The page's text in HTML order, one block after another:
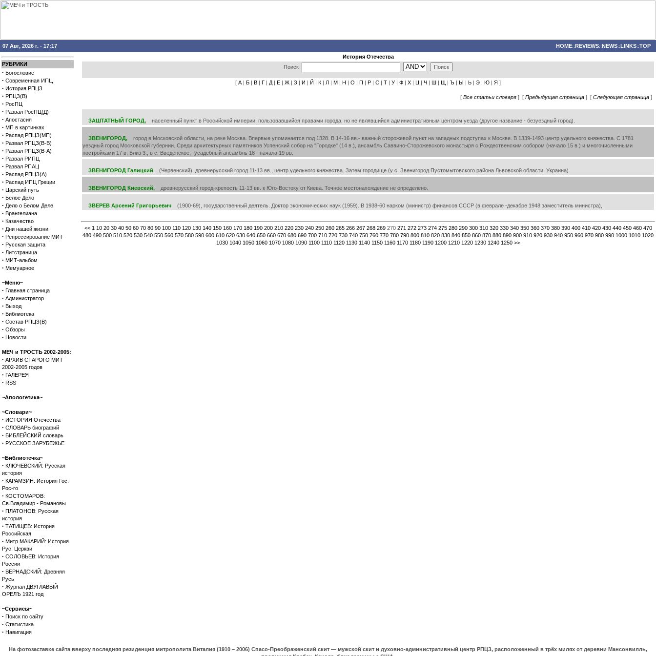
07 Авг, 2026 г. - 17:17 HOME::REVIEWS::NEWS::LINKS::TOP
РУБРИКИ
· Богословие
· Современная ИПЦ
· История РПЦЗ
· РПЦЗ(В)
· РосПЦ
· Развал РосПЦ(Д)
· Апостасия
· МП в картинках
· Распад РПЦЗ(МП)
· Развал РПЦЗ(В-В)
· Развал РПЦЗ(В-А)
· Развал РИПЦ
· Развал РПАЦ
· Распад РПЦЗ(А)
· Распад ИПЦ Греции
· Царский путь
· Белое Дело
· Дело о Белом Деле
· Врангелиана
· Казачество
· Дни нашей жизни
· Репрессирование МИТ
· Русская защита
· Литстраница
· МИТ-альбом
· Мемуарное
~Меню~
· Главная страница
· Администратор
· Выход
· Библиотека
· Состав РПЦЗ(В)
· Обзоры
· Новости
МЕЧ и ТРОСТЬ 2002-2005:
· АРХИВ СТАРОГО МИТ
2002-2005 годов
· ГАЛЕРЕЯ
· RSS
~Апологетика~
~Словари~
· ИСТОРИЯ Отечества
· СЛОВАРЬ биографий
· БИБЛЕЙСКИЙ словарь
· РУССКОЕ ЗАРУБЕЖЬЕ
~Библиотечка~
· КЛЮЧЕВСКИЙ: Русская
история
· КАРАМЗИН: История Гос.
Рос-го
· КОСТОМАРОВ:
Св.Владимир - Романовы
· ПЛАТОНОВ: Русская
история
· ТАТИЩЕВ: История
Российская
· Митр.МАКАРИЙ: История
Рус. Церкви
· СОЛОВЬЕВ: История
России
· ВЕРНАДСКИЙ: Древняя
Русь
· Журнал ДВУГЛАВЫЙ
ОРЕЛЪ 1921 год
~Сервисы~
· Поиск по сайту
· Статистика
· Навигация
История Отечества
Поиск
[ А | Б | В | Г | Д | Е | Ж | З | И | Й | К | Л | М | Н | О | П | Р | С | Т | У | Ф | Х | Ц | Ч | Ш | Щ | Ъ | Ы | Ь | Э | Ю | Я ]
[ Все статьи словаря ] [ Предыдущая страница ] [ Следующая страница ]
ЗАШТАТНЫЙ ГОРОД, населенный пункт в Российской империи, пользовавшийся правами города, но не являвшийся административным центром уезда (другое название - безуездный город).
ЗВЕНИГОРОД, город в Московской области, на реке Москва. Впервые упоминается под 1328. В 14-16 вв.- важный сторожевой пункт на западных подступах к Москве. В 1339-1493 центр удельного княжества. С 1781
уездный город Московской губернии. Среди архитектурных памятников Успенский собор на "Городке" (14 в.), ансамбль Саввино-Сторожевского монастыря с Рождественским собором (начало 15 в.) и многочисленными
постройками 17 в. Близ 3., в с. Введенское,- усадебный ансамбль 18 - начала 19 вв.
ЗВЕНИГОРОД Галицкий (Червенский), древнерусский город 11-13 вв., центр удельного княжества. Затем городище (у с. Звенигород Пустомытовского района Львовской области, Украина).
ЗВЕНИГОРОД Киевский, древнерусский город-крепость 11-13 вв. к Юго-Востоку от Киева. Точное местонахождение не определено.
ЗВЕРЕВ Арсений Григорьевич (1900-69), государственный деятель. Доктор экономических наук (1959). В 1938-60 нарком (министр) финансов СССР (в феврале -декабре 1948 заместитель министра),
<< 1 10 20 30 40 50 60 70 80 90 100 110 120 130 140 150 160 170 180 190 200 210 220 230 240 250 260 265 266 267 268 269270 271 272 273 274 275 280 290 300 310 320 330 340 350 360 370 380 390 400 410 420 430 440 450 460 470
480 490 500 510 520 530 540 550 560 570 580 590 600 610 620 630 640 650 660 670 680 690 700 710 720 730 740 750 760 770 780 790 800 810 820 830 840 850 860 870 880 890 900 910 920 930 940 950 960 970 980 990 1000 1010 1020
1030 1040 1050 1060 1070 1080 1090 1100 1110 1120 1130 1140 1150 1160 1170 1180 1190 1200 1210 1220 1230 1240 1250 >>
На фотозаставке сайта вверху последняя резиденция митрополита Виталия (1910 – 2006) Спасо-Преображенский скит — мужской скит и духовно-административный центр РПЦЗ, расположенный в трёх милях от деревни Мансонвилль,